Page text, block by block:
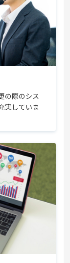
の際のシス
実していま